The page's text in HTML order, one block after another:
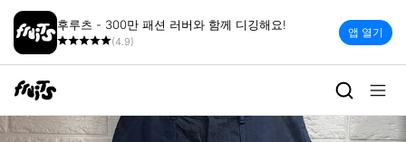
후루츠 - 300만 패션 러버와 함께 디깅해요!
(4.9)
앱 열기